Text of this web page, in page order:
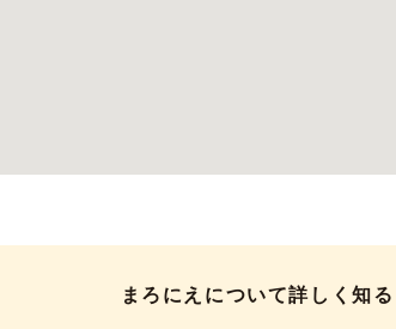
まろにえについて詳しく知る